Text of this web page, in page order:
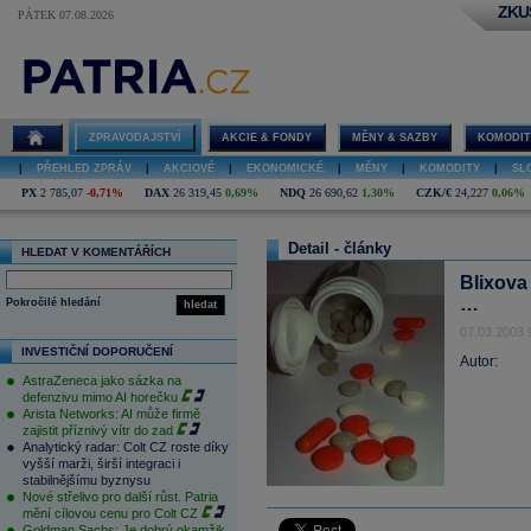
PÁTEK 07.08.2026
ZPRAVODAJSTVÍ AKCIE & FONDY MĚNY & SAZBY
PŘEHLED ZPRÁV AKCIOVÉ EKONOMICKÉ MĚNY KOMODITY
PX 2 785,07 -0,71% DAX 26 319,45 0,69% NDQ 26 690,62 1,30% CZK/€ 24,227 0,06%
HLEDAT V KOMENTÁŘÍCH
hledat
Pokročilé hledání
INVESTIČNÍ DOPORUČENÍ
AstraZeneca jako sázka na
defenzivu mimo AI horečku
Arista Networks: AI může firmě
zajistit příznivý vítr do zad
Analytický radar: Colt CZ roste díky
vyšší marži, širší integraci i
stabilnějšímu byznysu
Nové střelivo pro další růst. Patria
mění cílovou cenu pro Colt CZ
Detail - články
…
07.03.2003
Autor: